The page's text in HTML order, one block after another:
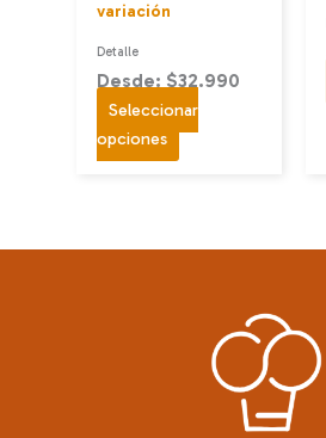
variación
Detalle
Desde: $32.990
Seleccionar
opciones Este
producto
variantes.
pueden